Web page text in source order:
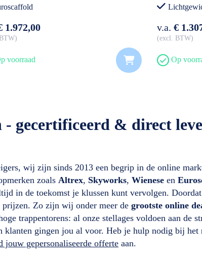
1.972,00
voorraad
v.a. €
excl. BTW
Op
- gecertificeerd & direct
wij zijn sinds 2013 een begrip in de online
zoals Altrex, Skyworks, Wienese en
in de toekomst je klussen kunt vervolgen.
prijzen. Zo zijn wij onder meer de grootste online
trappentorens: al onze stellages voldoen aan de
klanten gingen jou al voor. Heb je hulp nodig bij het
gepersonaliseerde offerte aan.